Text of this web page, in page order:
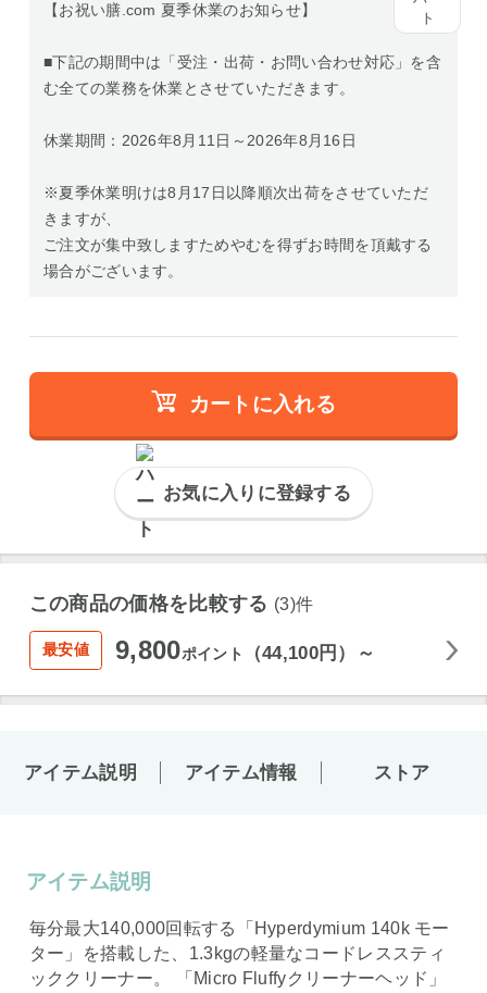
【お祝い膳.com 夏季休業のお知らせ】
■下記の期間中は「受注・出荷・お問い合わせ対応」を含
む全ての業務を休業とさせていただきます。
休業期間：2026年8月11日～2026年8月16日
※夏季休業明けは8月17日以降順次出荷をさせていただ
きますが、
ご注文が集中致しますためやむを得ずお時間を頂戴する
場合がございます。
カートに入れる
お気に入りに登録する
この商品の価格を比較する (3)件
最安値 9,800ポイント （44,100円）～
アイテム説明 アイテム情報 ストア
アイテム説明
毎分最大140,000回転する「Hyperdymium 140k モー
ター」を搭載した、1.3kgの軽量なコードレススティ
ッククリーナー。 「Micro Fluffyクリーナーヘッド」